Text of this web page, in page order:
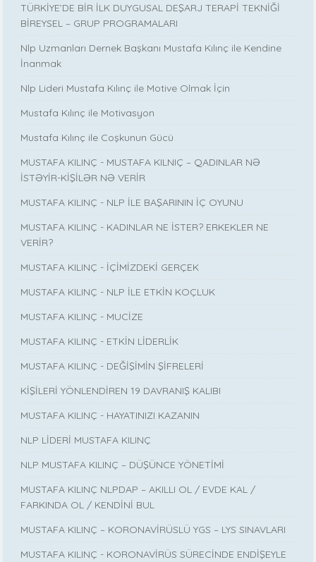
TÜRKİYE’DE BİR İLK DUYGUSAL DEŞARJ TERAPİ TEKNİĞİ
BİREYSEL – GRUP PROGRAMALARI
Nlp Uzmanları Dernek Başkanı Mustafa Kılınç ile Kendine
İnanmak
Nlp Lideri Mustafa Kılınç ile Motive Olmak İçin
Mustafa Kılınç ile Motivasyon
Mustafa Kılınç ile Coşkunun Gücü
MUSTAFA KILINÇ - MUSTAFA KILNIÇ – QADINLAR NƏ
İSTƏYİR-KİŞİLƏR NƏ VERİR
MUSTAFA KILINÇ - NLP İLE BAŞARININ İÇ OYUNU
MUSTAFA KILINÇ - KADINLAR NE İSTER? ERKEKLER NE
VERİR?
MUSTAFA KILINÇ - İÇİMİZDEKİ GERÇEK
MUSTAFA KILINÇ - NLP İLE ETKİN KOÇLUK
MUSTAFA KILINÇ - MUCİZE
MUSTAFA KILINÇ - ETKİN LİDERLİK
MUSTAFA KILINÇ - DEĞİŞİMİN ŞİFRELERİ
KİŞİLERİ YÖNLENDİREN 19 DAVRANIŞ KALIBI
MUSTAFA KILINÇ - HAYATINIZI KAZANIN
NLP LİDERİ MUSTAFA KILINÇ
NLP MUSTAFA KILINÇ – DÜŞÜNCE YÖNETİMİ
MUSTAFA KILINÇ NLPDAP – AKILLI OL / EVDE KAL /
FARKINDA OL / KENDİNİ BUL
MUSTAFA KILINÇ – KORONAVİRÜSLÜ YGS – LYS SINAVLARI
MUSTAFA KILINÇ - KORONAVİRÜS SÜRECİNDE ENDİŞEYLE